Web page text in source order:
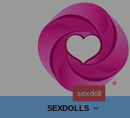
SEXDOLLS
sexdoll